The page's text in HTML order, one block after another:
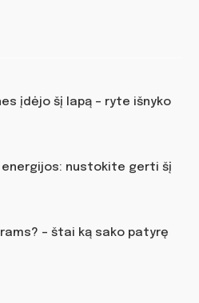
įdėjo šį lapą – ryte išnyko
energijos: nustokite gerti šį
– štai ką sako patyrę